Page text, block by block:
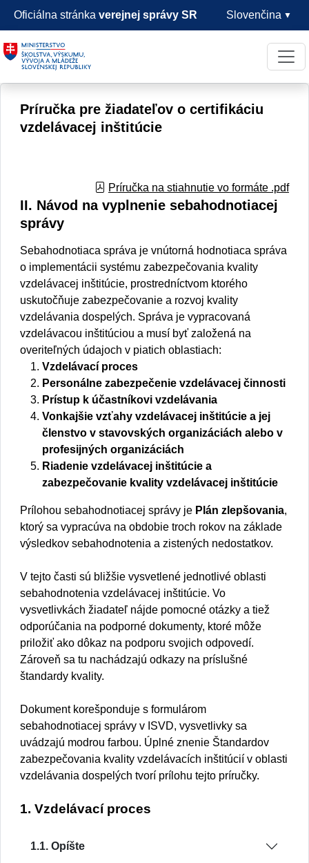
Oficiálna stránka verejnej správy SR
Príručka pre žiadateľov o certifikáciu
vzdelávacej inštitúcie
Príručka na stiahnutie vo formáte .pdf
II. Návod na vyplnenie sebahodnotiacej
správy
Sebahodnotiaca správa je vnútorná hodnotiaca správa
o implementácii systému zabezpečovania kvality
vzdelávacej inštitúcie, prostredníctvom ktorého
uskutočňuje zabezpečovanie a rozvoj kvality
vzdelávania dospelých. Správa je vypracovaná
vzdelávacou inštitúciou a musí byť založená na
overiteľných údajoch v piatich oblastiach:
Vzdelávací proces
Personálne zabezpečenie vzdelávacej činnosti
Prístup k účastníkovi vzdelávania
Vonkajšie vzťahy vzdelávacej inštitúcie a jej
členstvo v stavovských organizáciách alebo v
profesijných organizáciách
Riadenie vzdelávacej inštitúcie a
zabezpečovanie kvality vzdelávacej inštitúcie
Prílohou sebahodnotiacej správy je Plán zlepšovania,
ktorý sa vypracúva na obdobie troch rokov na základe
výsledkov sebahodnotenia a zistených nedostatkov.
V tejto časti sú bližšie vysvetlené jednotlivé oblasti
sebahodnotenia vzdelávacej inštitúcie. Vo
vysvetlivkách žiadateľ nájde pomocné otázky a tiež
odporúčania na podporné dokumenty, ktoré môže
priložiť ako dôkaz na podporu svojich odpovedí.
Zároveň sa tu nachádzajú odkazy na príslušné
štandardy kvality.
Dokument korešponduje s formulárom
sebahodnotiacej správy v ISVD, vysvetlivky sa
uvádzajú modrou farbou. Úplné znenie Štandardov
zabezpečovania kvality vzdelávacích inštitúcií v oblasti
vzdelávania dospelých tvorí prílohu tejto príručky.
1. Vzdelávací proces
1.1. Opíšte